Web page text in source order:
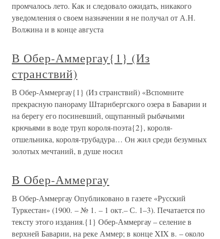
промчалось лето. Как и следовало ожидать, никакого
уведомления о своем назначении я не получал от А.Н.
Волжина и в конце августа
В Обер-Аммергау{1} (Из
странствий)
В Обер-Аммергау{1} (Из странствий) «Вспомните
прекрасную панораму Штарнбергского озера в Баварии и
на берегу его посиневший, ощупанный рыбачьими
крючьями в воде труп короля-поэта{2}, короля-
отшельника, короля-трубадура… Он жил среди безумных
золотых мечтаний, в душе носил
В Обер-Аммергау
В Обер-Аммергау Опубликовано в газете «Русский
Туркестан» (1900. – № 1. – 1 окт.– С. 1–3). Печатается по
тексту этого издания.{1} Обер-Аммергау – селение в
верхней Баварии, на реке Аммер; в конце XIX в. – около